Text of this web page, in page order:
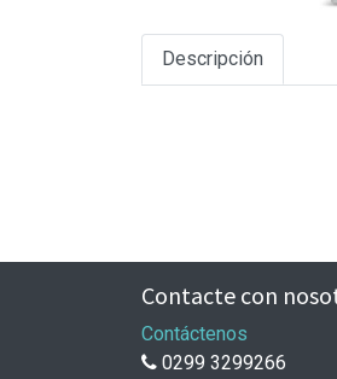
Descripción
Contacte con
Contáctenos
0299 3299266